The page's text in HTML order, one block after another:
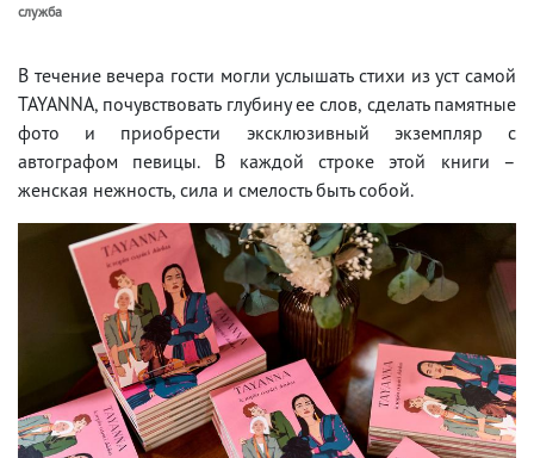
служба
В течение вечера гости могли услышать стихи из уст самой
TAYANNA, почувствовать глубину ее слов, сделать памятные
фото и приобрести эксклюзивный экземпляр с
автографом певицы. В каждой строке этой книги –
женская нежность, сила и смелость быть собой.